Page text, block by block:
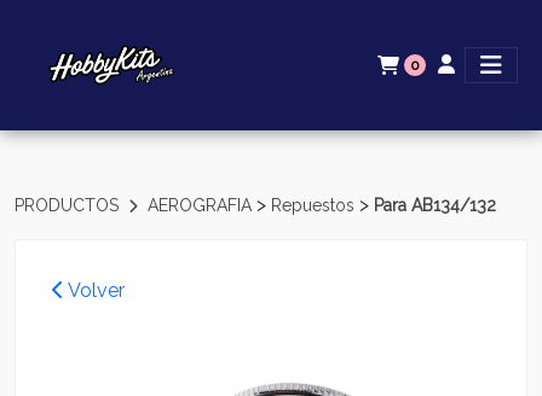
0
PRODUCTOS AEROGRAFIA > Repuestos > Para AB134/132
Volver